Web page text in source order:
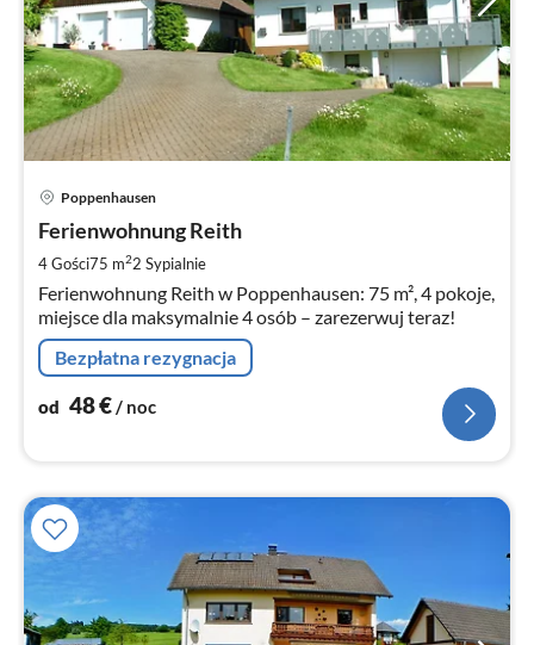
Poppenhausen
Ferienwohnung Reith
4 Gości75 m22 Sypialnie
Ferienwohnung Reith w Poppenhausen: 75 m², 4 pokoje,
miejsce dla maksymalnie 4 osób – zarezerwuj teraz!
Bezpłatna rezygnacja
od 48€/ noc